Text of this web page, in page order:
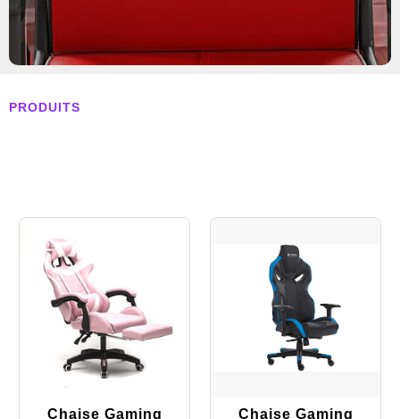
PRODUITS
Chaise Gaming
Chaise Gaming